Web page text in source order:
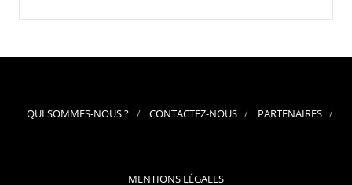
QUI SOMMES-NOUS ? CONTACTEZ-NOUS PARTENAIRES
MENTIONS LÉGALES